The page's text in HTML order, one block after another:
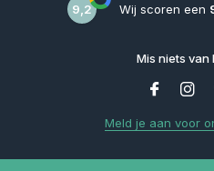
9,2 Wij scoren een
Mis niets van
Meld je aan voor